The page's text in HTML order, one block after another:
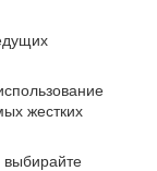
жестких
выбирайте